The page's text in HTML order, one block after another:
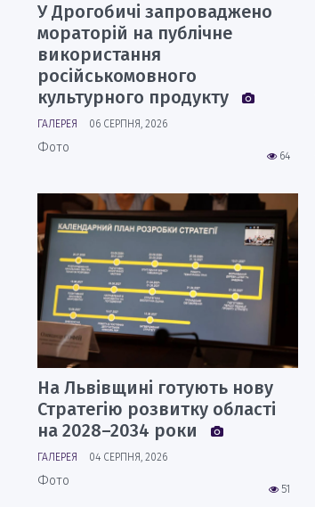
У Дрогобичі запроваджено
мораторій на публічне
використання
російськомовного
культурного продукту
ГАЛЕРЕЯ 06 СЕРПНЯ, 2026
64
Фото
На Львівщині готують нову
Стратегію розвитку області
на 2028–2034 роки
ГАЛЕРЕЯ 04 СЕРПНЯ, 2026
51
Фото